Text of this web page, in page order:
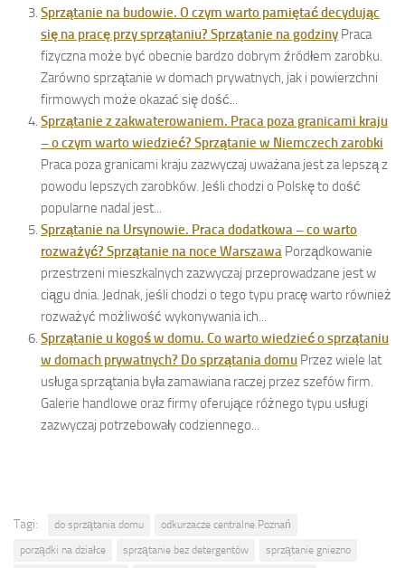
Sprzątanie na budowie. O czym warto pamiętać decydując
się na pracę przy sprzątaniu? Sprzątanie na godziny Praca
fizyczna może być obecnie bardzo dobrym źródłem zarobku.
Zarówno sprzątanie w domach prywatnych, jak i powierzchni
firmowych może okazać się dość...
Sprzątanie z zakwaterowaniem. Praca poza granicami kraju
– o czym warto wiedzieć? Sprzątanie w Niemczech zarobki
Praca poza granicami kraju zazwyczaj uważana jest za lepszą z
powodu lepszych zarobków. Jeśli chodzi o Polskę to dość
popularne nadal jest...
Sprzątanie na Ursynowie. Praca dodatkowa – co warto
rozważyć? Sprzątanie na noce Warszawa Porządkowanie
przestrzeni mieszkalnych zazwyczaj przeprowadzane jest w
ciągu dnia. Jednak, jeśli chodzi o tego typu pracę warto również
rozważyć możliwość wykonywania ich...
Sprzątanie u kogoś w domu. Co warto wiedzieć o sprzątaniu
w domach prywatnych? Do sprzątania domu Przez wiele lat
usługa sprzątania była zamawiana raczej przez szefów firm.
Galerie handlowe oraz firmy oferujące różnego typu usługi
zazwyczaj potrzebowały codziennego...
Tagi: do sprzątania domu
odkurzacze centralne Poznań
porządki na działce
sprzątanie bez detergentów
sprzątanie gniezno